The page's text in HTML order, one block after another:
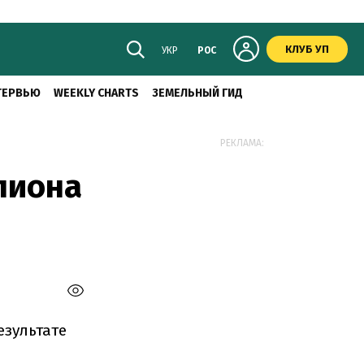
УКР РОС КЛУБ УП
WEEKLY CHARTS ЗЕМЕЛЬНЫЙ ГИД
РЕКЛАМА: